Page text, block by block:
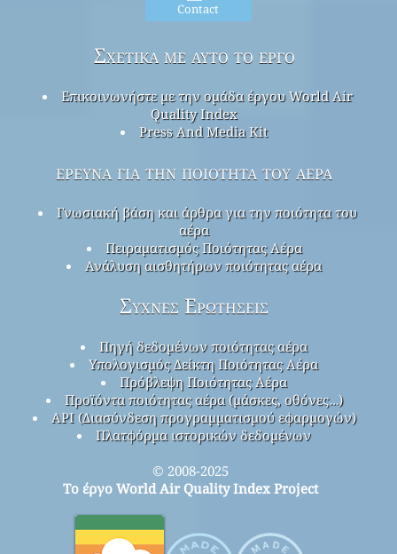
Contact
Σχετικά με αυτό το έργο
Επικοινωνήστε με την ομάδα έργου World Air
Quality Index
Press And Media Kit
έρευνα για την ποιότητα του αέρα
Γνωσιακή βάση και άρθρα για την ποιότητα του
αέρα
Πειραματισμός Ποιότητας Αέρα
Ανάλυση αισθητήρων ποιότητας αέρα
Συχνές Ερωτήσεις
Πηγή δεδομένων ποιότητας αέρα
Υπολογισμός Δείκτη Ποιότητας Αέρα
Πρόβλεψη Ποιότητας Αέρα
Προϊόντα ποιότητας αέρα (μάσκες, οθόνες…)
API (Διασύνδεση προγραμματισμού εφαρμογών)
Πλατφόρμα ιστορικών δεδομένων
© 2008-2025
Το έργο World Air Quality Index Project